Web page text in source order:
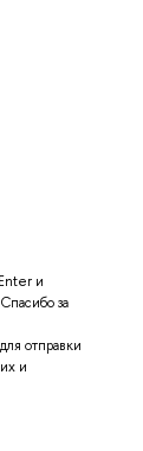
и
за
отправки
и